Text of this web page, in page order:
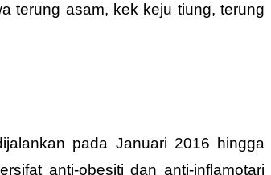
terung asam, kek keju tiung, terung
pada Januari 2016 hingga
anti-obesiti dan anti-inflamotari